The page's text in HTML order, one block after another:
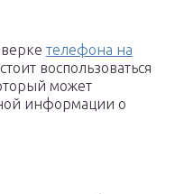
телефона на
воспользоваться
может
информации о